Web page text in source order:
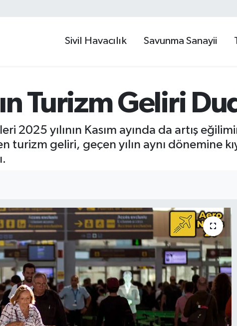
Sivil Havacılık Savunma Sanayii
Turizm Geliri
2025 yılının Kasım ayında da artış
turizm geliri, geçen yılın aynı dönemine